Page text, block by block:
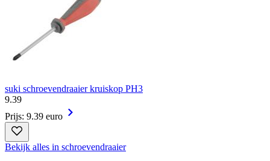
suki schroevendraaier kruiskop PH3
9.39
Prijs: 9.39 euro
Bekijk alles in schroevendraaier